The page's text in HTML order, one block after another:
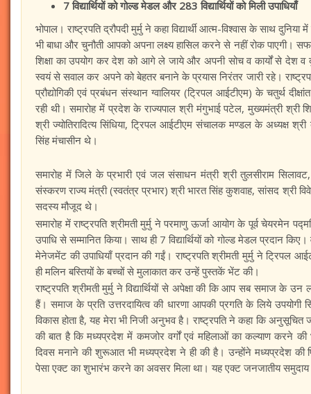
7 विद्यार्थियों को गोल्ड मेडल और 283 विद्यार्थियों को मिली उपाधियाँ
भोपाल। राष्ट्रपति द्रौपदी मुर्मु ने कहा विद्यार्थी आत्म-विश्वास के साथ
भी बाधा और चुनौती आपको अपना लक्ष्य हासिल करने से नहीं रोक
शिक्षा का उपयोग कर देश को आगे ले जाये और अपनी सोच व कार्यों से देश
स्वयं से सवाल कर अपने को बेहतर बनाने के प्रयास निरंतर जारी रहे।
प्रौद्योगिकी एवं प्रबंधन संस्थान ग्वालियर (ट्रिपल आईटीएम) के चतुर्थ
रही थी। समारोह में प्रदेश के राज्यपाल श्री मंगुभाई पटेल, मुख्यमंत्री श्री
श्री ज्योतिरादित्य सिंधिया, ट्रिपल आईटीएम संचालक मण्डल के अध्यक्ष
सिंह मंचासीन थे।
समारोह में जिले के प्रभारी एवं जल संसाधन मंत्री श्री तुलसीराम सिलावट,
संस्करण राज्य मंत्री (स्वतंत्र प्रभार) श्री भारत सिंह कुशवाह, सांसद
सदस्य मौजूद थे।
समारोह में राष्ट्रपति श्रीमती मुर्मु ने परमाणु ऊर्जा आयोग के पूर्व चेयरमेन
उपाधि से सम्मानित किया। साथ ही 7 विद्यार्थियों को गोल्ड मेडल प्रदान
मेनेजमेंट की उपाधियाँ प्रदान की गईं। राष्ट्रपति श्रीमती मुर्मु ने ट्रिपल
ही मलिन बस्तियों के बच्चों से मुलाकात कर उन्हें पुस्तकें भेंट की।
राष्ट्रपति श्रीमती मुर्मु ने विद्यार्थियों से अपेक्षा की कि आप सब समाज के
हैं। समाज के प्रति उत्तरदायित्व की धारणा आपकी प्रगति के लिये उपयोगी
विकास होता है, यह मेरा भी निजी अनुभव है। राष्ट्रपति ने कहा कि
की बात है कि मध्यप्रदेश में कमजोर वर्गों एवं महिलाओं का कल्याण करने
दिवस मनाने की शुरूआत भी मध्यप्रदेश ने ही की है। उन्होंने मध्यप्रदेश की
पेसा एक्ट का शुभारंभ करने का अवसर मिला था। यह एक्ट जनजातीय समुदाय